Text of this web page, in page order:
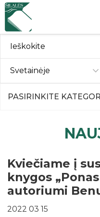
Kaip tapti
Interneto
Duomenų
Periodikos
Rankraščiai
Kraštiečiai
Nuostatai ir
Svetainėje
PASIRINKITE
Kviečiame į
knygos
autoriumi
2022 03 15